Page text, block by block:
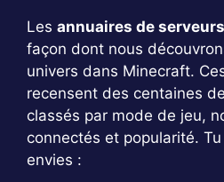
Les annuaires de serveurs
façon dont nous
univers dans Minecraft.
recensent des centaines
classés par mode de jeu,
connectés et popularité.
envies :